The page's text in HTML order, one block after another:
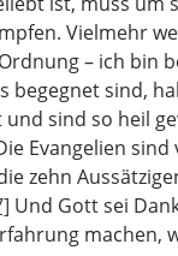
Vielmehr
– ich bin
begegnet sind,
sind so heil
Evangelien sind
zehn
Und Gott sei
machen,